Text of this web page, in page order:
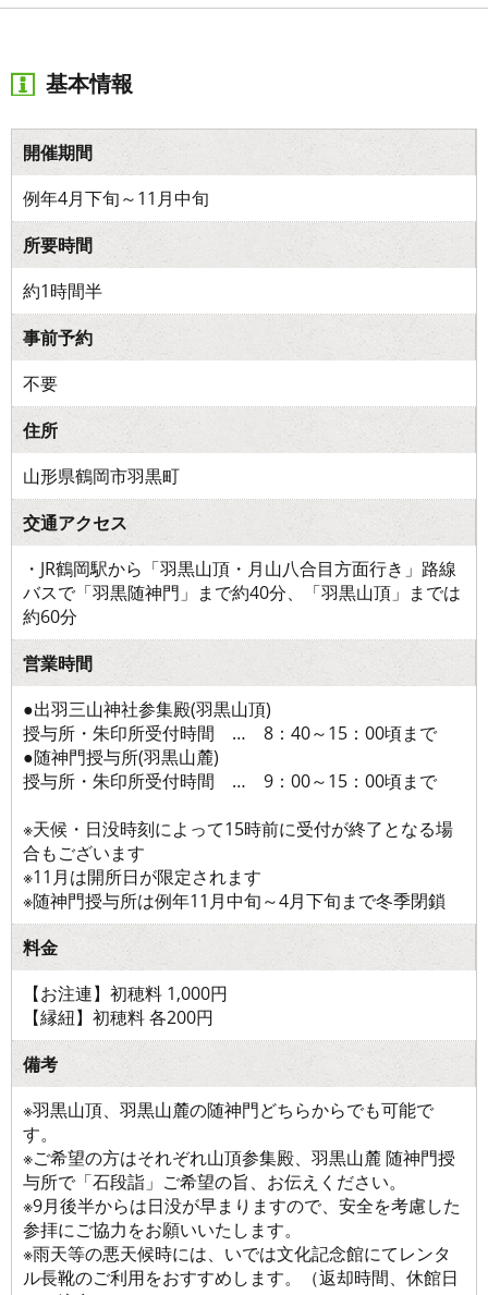
基本情報
開催期間
例年4月下旬～11月中旬
所要時間
約1時間半
事前予約
不要
住所
山形県鶴岡市羽黒町
交通アクセス
・JR鶴岡駅から「羽黒山頂・月山八合目方面行き」路線
バスで「羽黒随神門」まで約40分、「羽黒山頂」までは
約60分
営業時間
●出羽三山神社参集殿(羽黒山頂)
授与所・朱印所受付時間 … 8：40～15：00頃まで
●随神門授与所(羽黒山麓)
授与所・朱印所受付時間 … 9：00～15：00頃まで
※天候・日没時刻によって15時前に受付が終了となる場
合もございます
※11月は開所日が限定されます
※随神門授与所は例年11月中旬～4月下旬まで冬季閉鎖
料金
【お注連】初穂料 1,000円
【縁紐】初穂料 各200円
備考
※羽黒山頂、羽黒山麓の随神門どちらからでも可能で
す。
※ご希望の方はそれぞれ山頂参集殿、羽黒山麓 随神門授
与所で「石段詣」ご希望の旨、お伝えください。
※9月後半からは日没が早まりますので、安全を考慮した
参拝にご協力をお願いいたします。
※雨天等の悪天候時には、いでは文化記念館にてレンタ
ル長靴のご利用をおすすめします。（返却時間、休館日